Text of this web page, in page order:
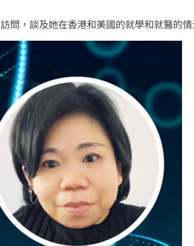
，談及她在香港和美國的就學和就醫的情